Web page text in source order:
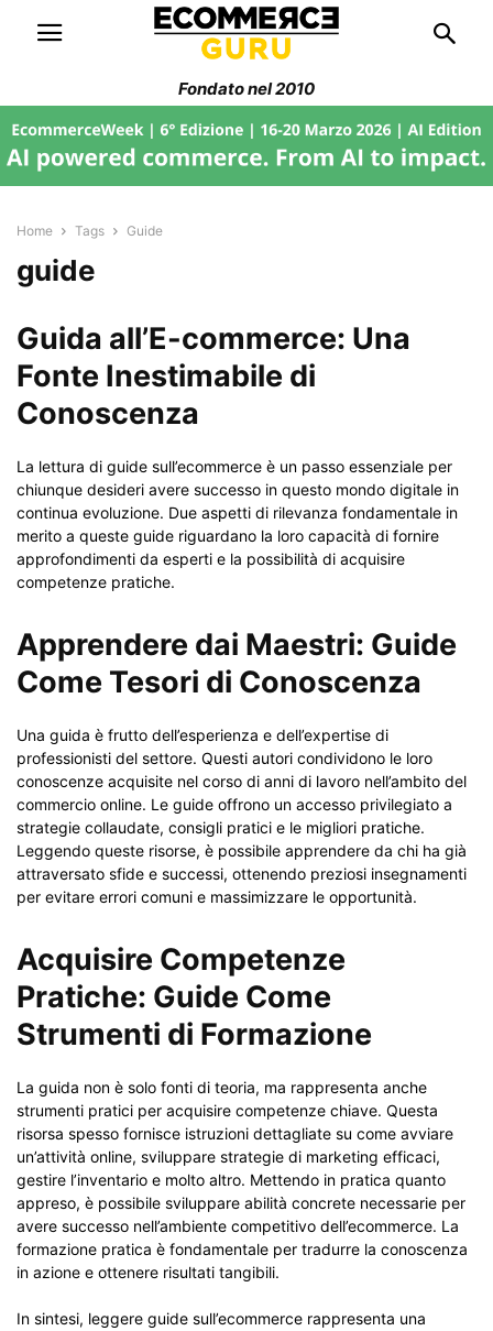
Fondato nel 2010
Home Tags Guide
guide
Guida all’E-commerce: Una
Fonte Inestimabile di
Conoscenza
La lettura di guide sull’ecommerce è un passo essenziale per
chiunque desideri avere successo in questo mondo digitale in
continua evoluzione. Due aspetti di rilevanza fondamentale in
merito a queste guide riguardano la loro capacità di fornire
approfondimenti da esperti e la possibilità di acquisire
competenze pratiche.
Apprendere dai Maestri: Guide
Come Tesori di Conoscenza
Una guida è frutto dell’esperienza e dell’expertise di
professionisti del settore. Questi autori condividono le loro
conoscenze acquisite nel corso di anni di lavoro nell’ambito del
commercio online. Le guide offrono un accesso privilegiato a
strategie collaudate, consigli pratici e le migliori pratiche.
Leggendo queste risorse, è possibile apprendere da chi ha già
attraversato sfide e successi, ottenendo preziosi insegnamenti
per evitare errori comuni e massimizzare le opportunità.
Acquisire Competenze
Pratiche: Guide Come
Strumenti di Formazione
La guida non è solo fonti di teoria, ma rappresenta anche
strumenti pratici per acquisire competenze chiave. Questa
risorsa spesso fornisce istruzioni dettagliate su come avviare
un’attività online, sviluppare strategie di marketing efficaci,
gestire l’inventario e molto altro. Mettendo in pratica quanto
appreso, è possibile sviluppare abilità concrete necessarie per
avere successo nell’ambiente competitivo dell’ecommerce. La
formazione pratica è fondamentale per tradurre la conoscenza
in azione e ottenere risultati tangibili.
In sintesi, leggere guide sull’ecommerce rappresenta una